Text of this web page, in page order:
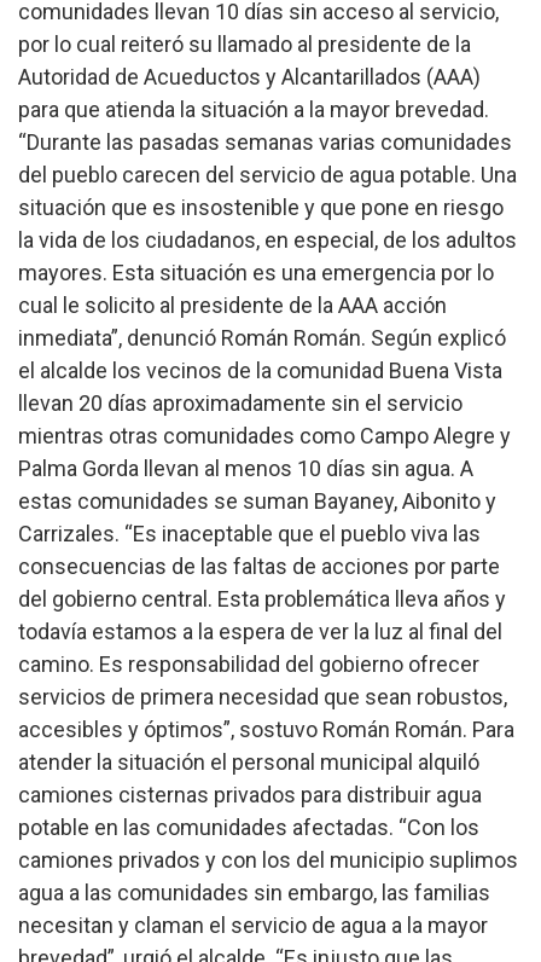
comunidades llevan 10 días sin acceso al servicio,
por lo cual reiteró su llamado al presidente de la
Autoridad de Acueductos y Alcantarillados (AAA)
para que atienda la situación a la mayor brevedad.
“Durante las pasadas semanas varias comunidades
del pueblo carecen del servicio de agua potable. Una
situación que es insostenible y que pone en riesgo
la vida de los ciudadanos, en especial, de los adultos
mayores. Esta situación es una emergencia por lo
cual le solicito al presidente de la AAA acción
inmediata”, denunció Román Román. Según explicó
el alcalde los vecinos de la comunidad Buena Vista
llevan 20 días aproximadamente sin el servicio
mientras otras comunidades como Campo Alegre y
Palma Gorda llevan al menos 10 días sin agua. A
estas comunidades se suman Bayaney, Aibonito y
Carrizales. “Es inaceptable que el pueblo viva las
consecuencias de las faltas de acciones por parte
del gobierno central. Esta problemática lleva años y
todavía estamos a la espera de ver la luz al final del
camino. Es responsabilidad del gobierno ofrecer
servicios de primera necesidad que sean robustos,
accesibles y óptimos”, sostuvo Román Román. Para
atender la situación el personal municipal alquiló
camiones cisternas privados para distribuir agua
potable en las comunidades afectadas. “Con los
camiones privados y con los del municipio suplimos
agua a las comunidades sin embargo, las familias
necesitan y claman el servicio de agua a la mayor